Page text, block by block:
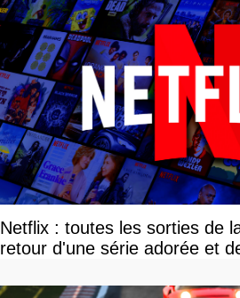
Netflix : toutes les sorties de
retour d'une série adorée et